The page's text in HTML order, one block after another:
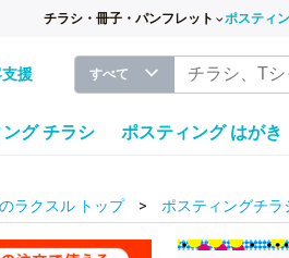
チラシ・冊子・パンフレット ポスティ
援 すべて
グ チラシ ポスティング はがき
ラクスル トップ ポスティングチ